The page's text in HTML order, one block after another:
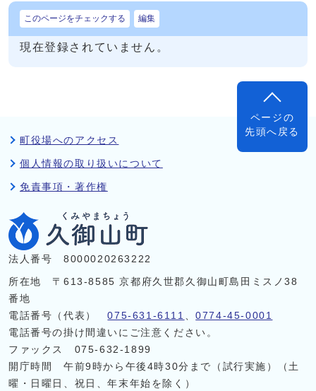
このページをチェックする 編集
現在登録されていません。
ページの
先頭へ戻る
町役場へのアクセス
個人情報の取り扱いについて
免責事項・著作権
法人番号 8000020263222
所在地 〒613-8585 京都府久世郡久御山町島田ミスノ38
番地
電話番号（代表）075-631-6111 、0774-45-0001
電話番号の掛け間違いにご注意ください。
ファックス 075-632-1899
開庁時間 午前9時から午後4時30分まで（試行実施）（土
曜・日曜日、祝日、年末年始を除く）